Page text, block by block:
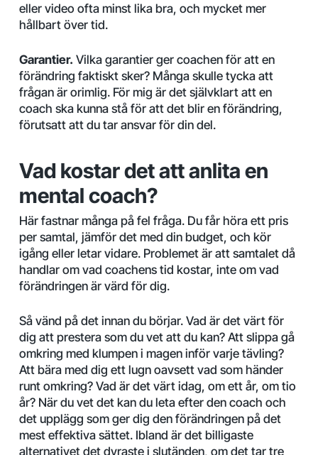
eller video ofta minst lika bra, och mycket mer
hållbart över tid.
Garantier. Vilka garantier ger coachen för att en
förändring faktiskt sker? Många skulle tycka att
frågan är orimlig. För mig är det självklart att en
coach ska kunna stå för att det blir en förändring,
förutsatt att du tar ansvar för din del.
Vad kostar det att anlita en
mental coach?
Här fastnar många på fel fråga. Du får höra ett pris
per samtal, jämför det med din budget, och kör
igång eller letar vidare. Problemet är att samtalet då
handlar om vad coachens tid kostar, inte om vad
förändringen är värd för dig.
Så vänd på det innan du börjar. Vad är det värt för
dig att prestera som du vet att du kan? Att slippa gå
omkring med klumpen i magen inför varje tävling?
Att bära med dig ett lugn oavsett vad som händer
runt omkring? Vad är det värt idag, om ett år, om tio
år? När du vet det kan du leta efter den coach och
det upplägg som ger dig den förändringen på det
mest effektiva sättet. Ibland är det billigaste
alternativet det dyraste i slutänden, om det tar tre